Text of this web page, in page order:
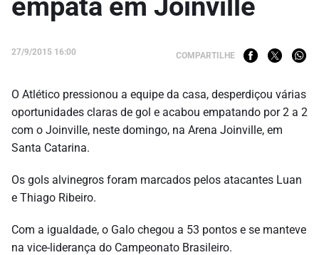
27/9/2015 16:00 COMPARTILHE
O Atlético pressionou a equipe da casa, desperdiçou várias
oportunidades claras de gol e acabou empatando por 2 a 2
com o Joinville, neste domingo, na Arena Joinville, em
Santa Catarina.
Os gols alvinegros foram marcados pelos atacantes Luan
e Thiago Ribeiro.
Com a igualdade, o Galo chegou a 53 pontos e se manteve
na vice-liderança do Campeonato Brasileiro.